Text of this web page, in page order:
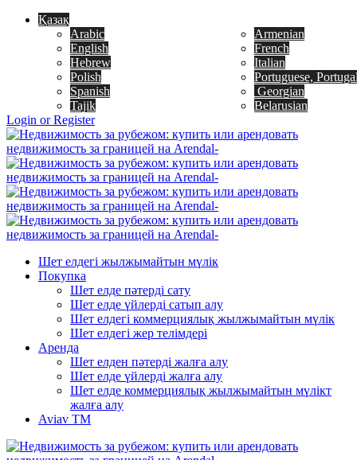
Қазақ
Arabic
Armenian
English
French
Hebrew
Italian
Polish
Portuguese,
Spanish
Georgian
Tajik
Belarusian
Login or Register
Шет елдегі жылжымайтын мүлік
Покупка
Шет елде пәтерді сату
Шет елде үйлерді сатып алу
Шет елдегі коммерциялық жылжымайтын мүлік
Шет елдегі жер телімдері
Аренда
Шет елден пәтерді жалға алу
Шет елде үйлерді жалға алу
Шет елде коммерциялық жылжымайтын мүлікт
жалға алу
Aviav TM